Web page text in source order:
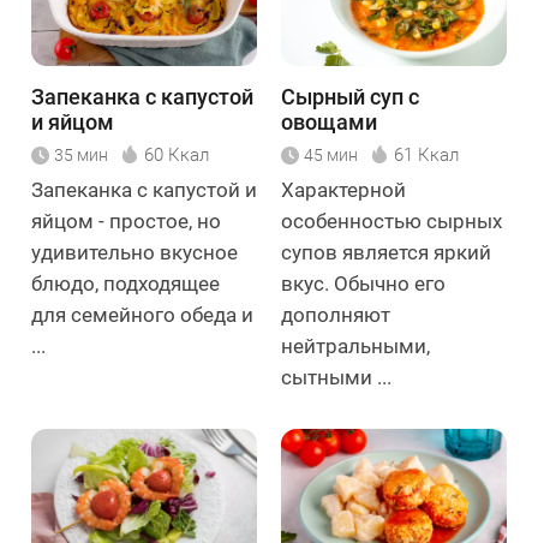
Запеканка с капустой
и яйцом
35 мин 60 Ккал
Запеканка с капустой и
яйцом - простое, но
удивительно вкусное
блюдо, подходящее
для семейного обеда и
...
Сырный суп с
овощами
45 мин 61 Ккал
Характерной
особенностью сырных
супов является яркий
вкус. Обычно его
дополняют
нейтральными,
сытными ...